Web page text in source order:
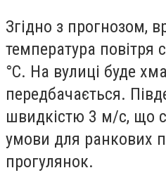
Згідно з прогнозом,
температура повітря
°С. На вулиці буде
передбачається.
швидкістю 3 м/с, що
умови для ранкових
прогулянок.